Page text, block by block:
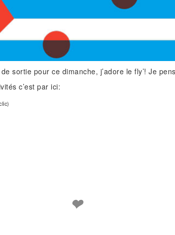
sortie pour ce dimanche, j’adore le fly’! Je
c’est par ici:
❤